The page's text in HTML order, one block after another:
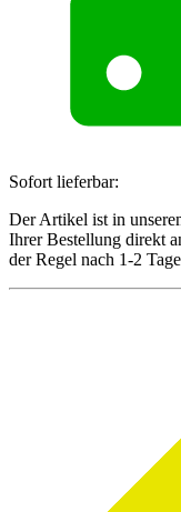
Sofort lieferbar:
Der Artikel ist in
Ihrer Bestellung direkt
der Regel nach 1-2